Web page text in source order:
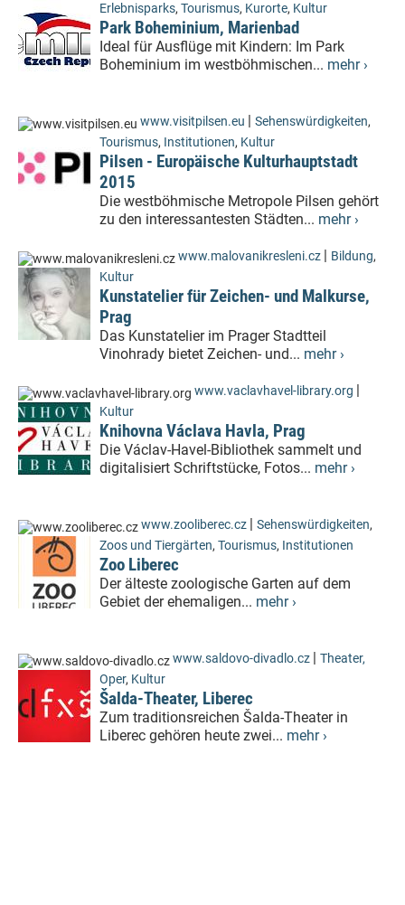
Erlebnisparks, Tourismus, Kurorte, Kultur
Park Boheminium, Marienbad
Ideal für Ausflüge mit Kindern: Im Park
Boheminium im westböhmischen... mehr ›
www.visitpilsen.eu | Sehenswürdigkeiten,
Tourismus, Institutionen, Kultur
Pilsen - Europäische Kulturhauptstadt
2015
Die westböhmische Metropole Pilsen gehört
zu den interessantesten Städten... mehr ›
www.malovanikresleni.cz | Bildung,
Kultur
Kunstatelier für Zeichen- und Malkurse,
Prag
Das Kunstatelier im Prager Stadtteil
Vinohrady bietet Zeichen- und... mehr ›
www.vaclavhavel-library.org |
Kultur
Knihovna Václava Havla, Prag
Die Václav-Havel-Bibliothek sammelt und
digitalisiert Schriftstücke, Fotos... mehr ›
www.zooliberec.cz | Sehenswürdigkeiten,
Zoos und Tiergärten, Tourismus, Institutionen
Zoo Liberec
Der älteste zoologische Garten auf dem
Gebiet der ehemaligen... mehr ›
www.saldovo-divadlo.cz | Theater,
Oper, Kultur
Šalda-Theater, Liberec
Zum traditionsreichen Šalda-Theater in
Liberec gehören heute zwei... mehr ›